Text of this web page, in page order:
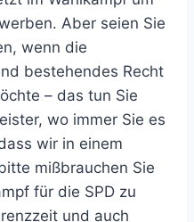
Aber seien Sie
wenn die
bestehendes Recht
– das tun Sie
wo immer Sie es
wir in einem
mißbrauchen Sie
für die SPD zu
und auch